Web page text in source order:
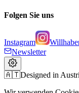
Folgen Sie uns
Instagram
Newsletter
🇦🇹Designed in